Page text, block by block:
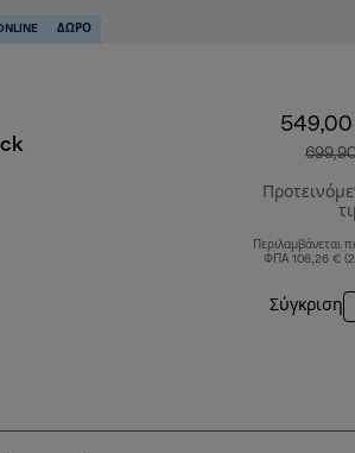
ΔΩΡΟ
Περιλαμβάνεται
ΦΠΑ 106,26 €
Σύγκριση